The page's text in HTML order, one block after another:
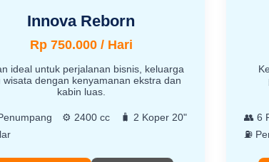
Innova Reborn
Rp 750.000 / Hari
ideal untuk perjalanan bisnis, keluarga
wisata dengan kenyamanan ekstra dan
kabin luas.
⚙️ 2400 cc
🧳 2 Koper 20"
👥 6
⛽